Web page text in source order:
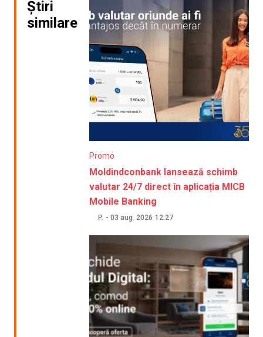
Știri
similare
Promo
Moldindconbank lansează schimb
valutar 24/7 direct în aplicația MICB
Mobile Banking
P. - 03 aug. 2026 12:27